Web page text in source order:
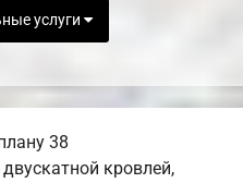
услуги
38
кровлей,